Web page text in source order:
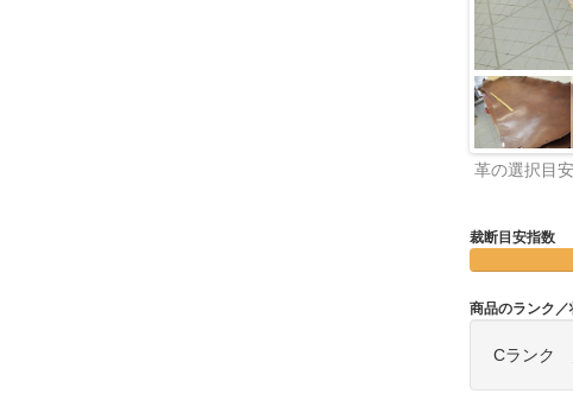
革の選択目
裁断目安指数
商品のランク／
Cランク